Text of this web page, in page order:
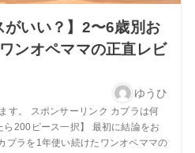
がいい？】2〜6歳別お
ンオペママの正直レビ
ゆうひ
す。 スポンサーリンク カプラは何
ら200ピース一択】 最初に結論をお
プラを1年使い続けたワンオペママの